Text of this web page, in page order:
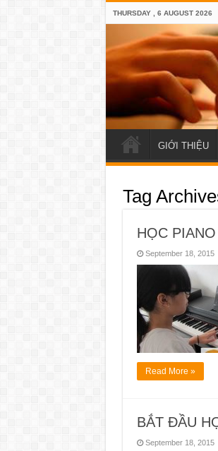
THURSDAY , 6 AUGUST 2026
GIỚI THIỆU
Tag
HỌC
September 18, 2015
Read More »
BẮT ĐẦU
September 18, 2015